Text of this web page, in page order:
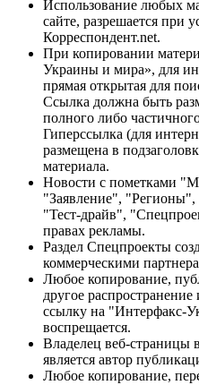
Использование любых
сайте, разрешается при
Корреспондент.net.
При копировании
Украины и мира», для
прямая открытая для
Ссылка должна быть
полного либо
Гиперссылка (для
размещена в
материала.
Новости с пометками
"Заявление",
"Тест-драйв",
правах рекламы.
Раздел Спецпроекты
коммерческими
Любое копирование,
другое
ссылку на "Интерфакс-
воспрещается.
Владелец веб-страницы
является автор
Любое копирование,